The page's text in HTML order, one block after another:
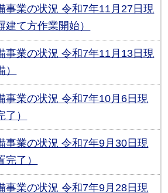
事業の状況 令和7年11月27日現
て方作業開始）
事業の状況 令和7年11月13日現
事業の状況 令和7年10月6日現
）
事業の状況 令和7年9月30日現
了）
事業の状況 令和7年9月28日現